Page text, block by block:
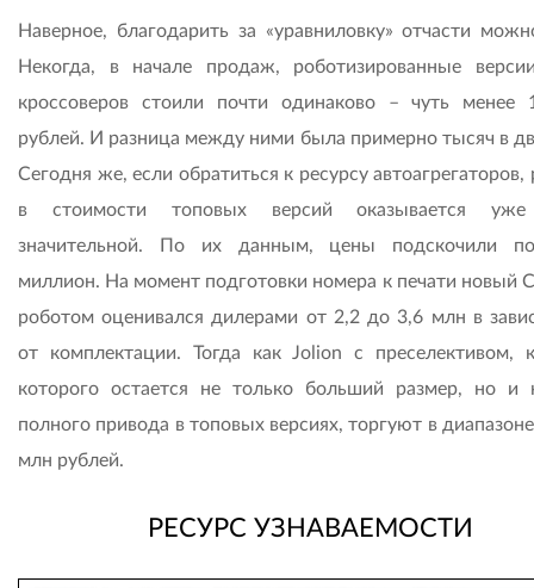
Наверное, благодарить за «уравниловку» отчасти
Некогда, в начале продаж, роботизированные
кроссоверов стоили почти одинаково – чуть менее
рублей. И разница между ними была примерно тысяч в
Сегодня же, если обратиться к ресурсу авто­агрегаторов,
в стоимости топовых версий оказывается
значительной. По их данным, цены подскочили
миллион. На момент подготовки номера к печати новый
роботом оценивался дилерами от 2,2 до 3,6 млн в
от комплектации. Тогда как Jolion с преселективом,
которого остается не только больший размер, но и
полного привода в топовых версиях, торгуют в
млн рублей.
РЕСУРС УЗНАВАЕМОСТИ